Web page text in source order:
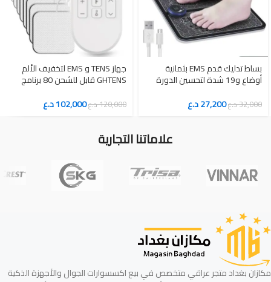
بساط تدليك قدم EMS بثمانية
أوضاع و19 شدة لتحسين الدورة
32,000د.ع27,200د.ع
جهاز TENS و EMS لتخفيف الألم
GHTENS قابل للشحن 80 برنامج
120,000د.ع102,000د.ع
علاماتنا التجارية
مكازان بغداد متجر عراقي متخصص في بيع اكسسوارات الجوال والأجهزة الذكية